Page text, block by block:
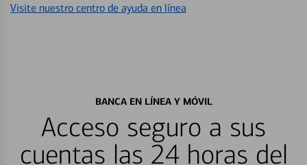
Visite nuestro centro de ayuda en línea
BANCA EN LÍNEA Y MÓVIL
Acceso seguro a sus
cuentas las 24 horas del